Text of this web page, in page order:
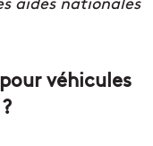
véhicules